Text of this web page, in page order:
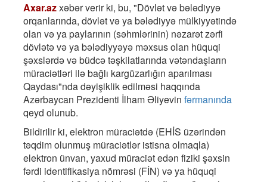
Axar.azxəbər verir ki, bu, "Dövlət və bələdiyyə
orqanlarında, dövlət və ya bələdiyyə mülkiyyətində
olan və ya paylarının (səhmlərinin) nəzarət zərfi
dövlətə və ya bələdiyyəyə məxsus olan hüquqi
şəxslərdə və büdcə təşkilatlarında vətəndaşların
müraciətləri ilə bağlı kargüzarlığın aparılması
Qaydası"nda dəyişiklik edilməsi haqqında
Azərbaycan Prezidenti İlham Əliyevin fərmanında
qeyd olunub.
Bildirilir ki, elektron müraciətdə (EHİS üzərindən
təqdim olunmuş müraciətlər istisna olmaqla)
elektron ünvan, yaxud müraciət edən fiziki şəxsin
fərdi identifikasiya nömrəsi (FİN) və ya hüquqi